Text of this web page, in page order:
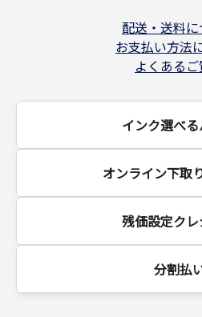
配送・送料に
お支払い方法
よくある
インク選べ
オンライン下取
残価設定ク
分割払